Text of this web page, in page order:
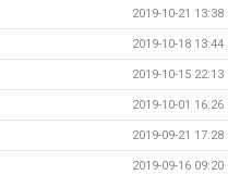
2019-10-21 13:38
2019-10-18 13:44
2019-10-15 22:13
2019-10-01 16:26
2019-09-21 17:28
2019-09-16 09:20